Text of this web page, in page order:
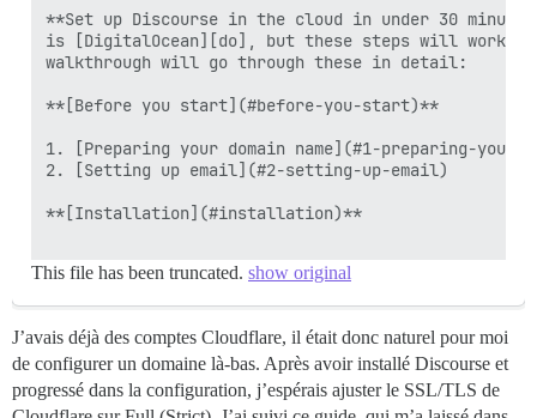
**Set up Discourse in the cloud in under 30
is [DigitalOcean][do], but these steps will work
walkthrough will go through these in detail:
**[Before you start](#before-you-start)**
1. [Preparing your domain name](#1-preparing-your-
2. [Setting up email](#2-setting-up-email)
**[Installation](#installation)**
This file has been truncated. show original
J’avais déjà des comptes Cloudflare, il était donc naturel pour moi
de configurer un domaine là-bas. Après avoir installé Discourse et
progressé dans la configuration, j’espérais ajuster le SSL/TLS de